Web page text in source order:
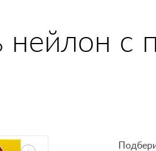
нейлон с